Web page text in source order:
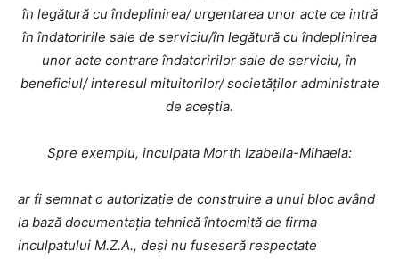
în legătură cu îndeplinirea/ urgentarea unor acte ce intră
în îndatoririle sale de serviciu/în legătură cu îndeplinirea
unor acte contrare îndatoririlor sale de serviciu, în
beneficiul/ interesul mituitorilor/ societăților administrate
de aceștia.
Spre exemplu, inculpata Morth Izabella-Mihaela:
ar fi semnat o autorizație de construire a unui bloc având
la bază documentația tehnică întocmită de firma
inculpatului M.Z.A., deși nu fuseseră respectate